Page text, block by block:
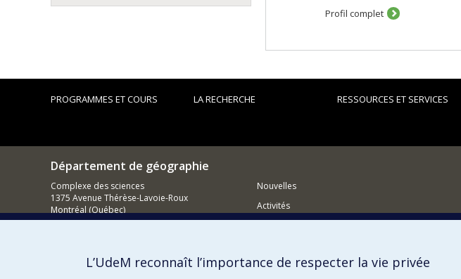
Profil complet
PROGRAMMES ET COURS LA RECHERCHE RESSOURCES ET SERVICES
Département de géographie
Complexe des sciences
1375 Avenue Thérèse-Lavoie-Roux
Montréal (Québec)
H2V 0B3
Nouvelles
Activités
L’UdeM reconnaît l’importance de respecter la vie privée